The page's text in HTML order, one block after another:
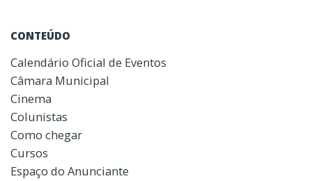
CONTEÚDO
Calendário Oficial de Eventos
Câmara Municipal
Cinema
Colunistas
Como chegar
Cursos
Espaço do Anunciante